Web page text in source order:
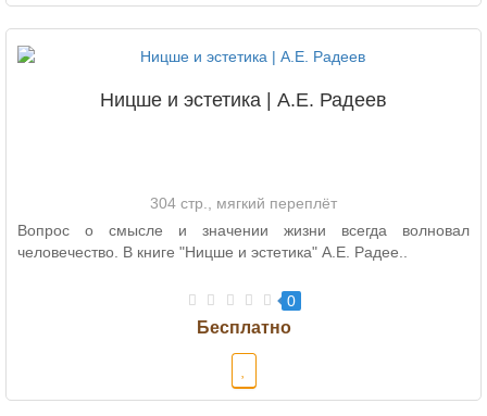
Ницше и эстетика | А.Е. Радеев
304 стр., мягкий переплёт
Вопрос о смысле и значении жизни всегда волновал
человечество. В книге "Ницше и эстетика" А.Е. Радее..
0